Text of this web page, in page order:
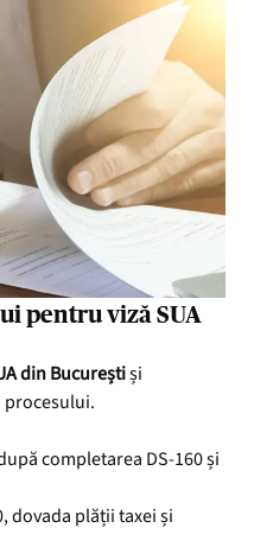
pentru viză SUA
din Bucureștiși
completarea DS-160 și
dovada plății taxei și